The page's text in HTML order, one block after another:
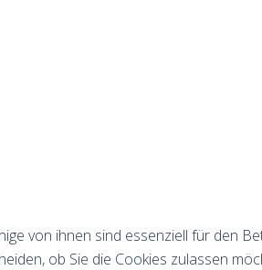
von ihnen sind essenziell für den
ob Sie die Cookies zulassen